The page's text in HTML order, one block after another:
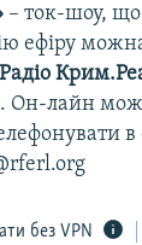
– ток-шоу, що
ефіру
Радіо
Он-лайн
без VPN